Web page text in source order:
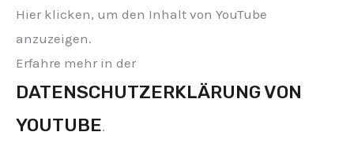
VON
YOUTUBE
ANZEIGEN
Hier klicken, um den Inhalt von YouTube
anzuzeigen.
Erfahre mehr in der
DATENSCHUTZERKLÄRUNG VON
YOUTUBE.
VON
YOUTUBE
ANZEIGEN
VON
YOUTUBE
ANZEIGEN